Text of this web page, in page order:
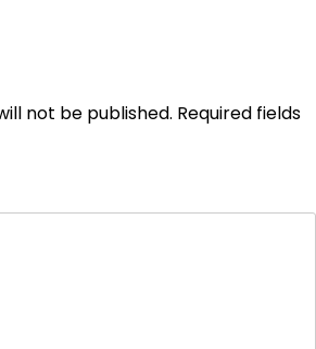
not be published. Required fields